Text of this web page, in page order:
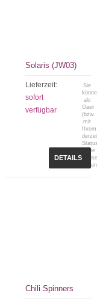
Solaris (JW03)
Lieferzeit:
sofort
verfügbar
Sie
als
Gast
(bzw.
mit
Ihrem
keine
DETAILS
Chili Spinners